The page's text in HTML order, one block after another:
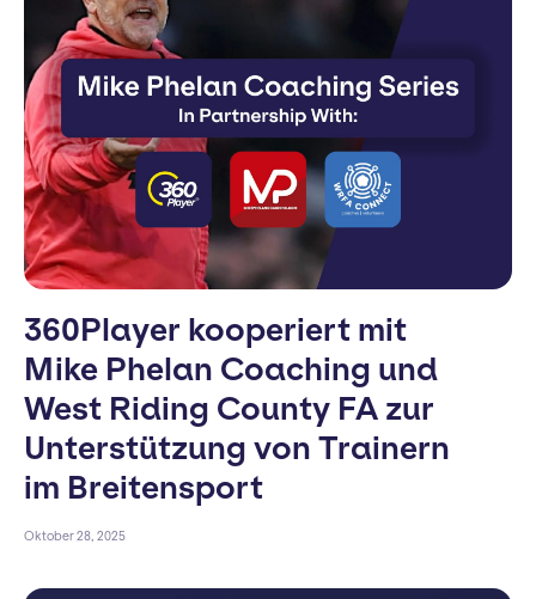
360Player kooperiert mit
Mike Phelan Coaching und
West Riding County FA zur
Unterstützung von Trainern
im Breitensport
Oktober 28, 2025